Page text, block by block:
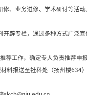
重大课题项目，在
关证明材料（原件或